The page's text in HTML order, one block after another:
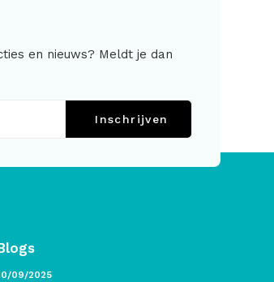
en nieuws? Meldt je dan
Inschrijven
09/2025